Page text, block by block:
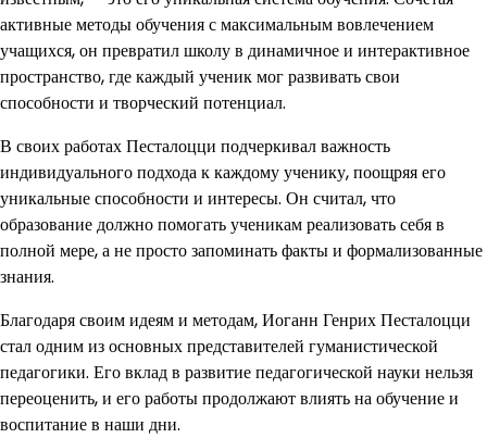
активные методы обучения с максимальным вовлечением
учащихся, он превратил школу в динамичное и интерактивное
пространство, где каждый ученик мог развивать свои
способности и творческий потенциал.
В своих работах Песталоцци подчеркивал важность
индивидуального подхода к каждому ученику, поощряя его
уникальные способности и интересы. Он считал, что
образование должно помогать ученикам реализовать себя в
полной мере, а не просто запоминать факты и формализованные
знания.
Благодаря своим идеям и методам, Иоганн Генрих Песталоцци
стал одним из основных представителей гуманистической
педагогики. Его вклад в развитие педагогической науки нельзя
переоценить, и его работы продолжают влиять на обучение и
воспитание в наши дни.